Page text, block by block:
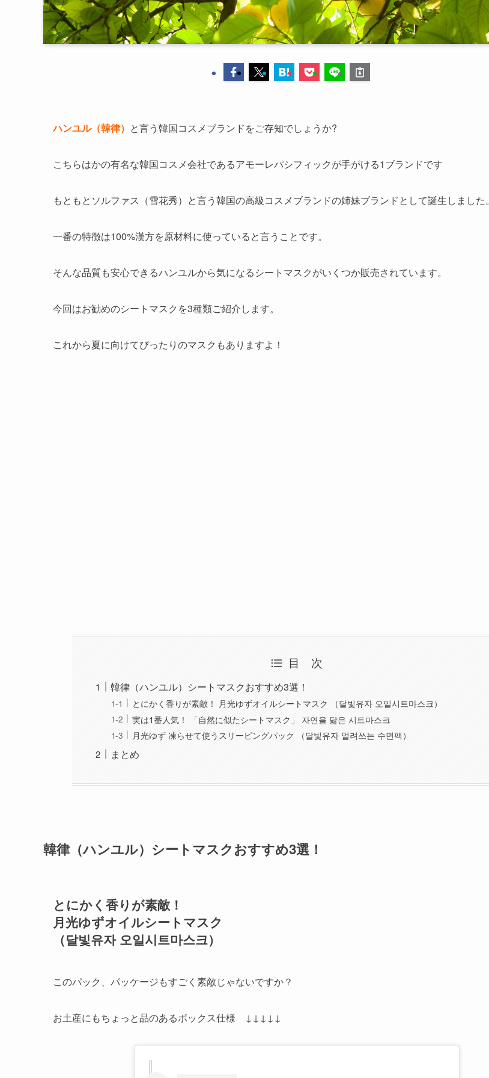
ハンユル（韓律） と言う韓国コスメブランドをご存知でしょうか?
こちらはかの有名な韓国コスメ会社であるアモーレパシフィックが手がける1ブランドです
もともとソルファス（雪花秀）と言う韓国の高級コスメブランドの姉妹ブランドとして誕生しました。
一番の特徴は100%漢方を原材料に使っていると言うことです。
そんな品質も安心できるハンユルから気になるシートマスクがいくつか販売されています。
今回はお勧めのシートマスクを3種類ご紹介します。
これから夏に向けてぴったりのマスクもありますよ！
目 次
韓律（ハンユル）シートマスクおすすめ3選！
とにかく香りが素敵！ 月光ゆずオイルシートマスク （달빛유자 오일시트마스크）
実は1番人気！ 「自然に似たシートマスク」 자연을 닮은 시트마스크
月光ゆず 凍らせて使うスリーピングパック （달빛유자 얼려쓰는 수면팩）
まとめ
韓律（ハンユル）シートマスクおすすめ3選！
とにかく香りが素敵！
月光ゆずオイルシートマスク
（달빛유자 오일시트마스크）
このパック、パッケージもすごく素敵じゃないですか？
お土産にもちょっと品のあるボックス仕様 ↓↓↓↓↓